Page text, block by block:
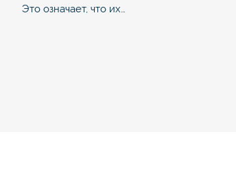
Это означает, что их…